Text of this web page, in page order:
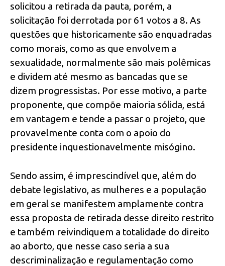
solicitou a retirada da pauta, porém, a
solicitação foi derrotada por 61 votos a 8. As
questões que historicamente são enquadradas
como morais, como as que envolvem a
sexualidade, normalmente são mais polêmicas
e dividem até mesmo as bancadas que se
dizem progressistas. Por esse motivo, a parte
proponente, que compõe maioria sólida, está
em vantagem e tende a passar o projeto, que
provavelmente conta com o apoio do
presidente inquestionavelmente misógino.
Sendo assim, é imprescindível que, além do
debate legislativo, as mulheres e a população
em geral se manifestem amplamente contra
essa proposta de retirada desse direito restrito
e também reivindiquem a totalidade do direito
ao aborto, que nesse caso seria a sua
descriminalização e regulamentação como